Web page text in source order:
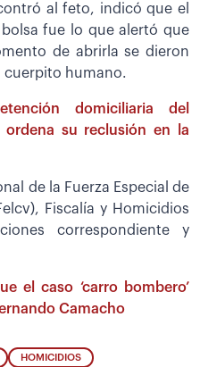
al feto, indicó que el
fue lo que alertó que
de abrirla se dieron
cuerpito humano.
domiciliaria del
ordena su reclusión en la
de la Fuerza Especial de
Fiscalía y Homicidios
correspondiente y
el caso ‘carro bombero’
Camacho
HOMICIDIOS